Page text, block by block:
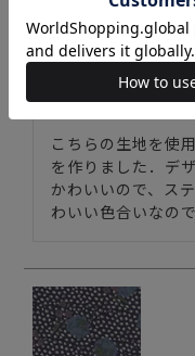
地 （ホビーラホビー
購入者
2025/11/05
こちらの生地を使
を作りました．デ
かわいいので、ス
わいい色合いなの